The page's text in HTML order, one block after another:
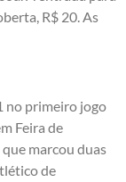
R$ 20. As
no primeiro jogo
Feira de
marcou duas
de